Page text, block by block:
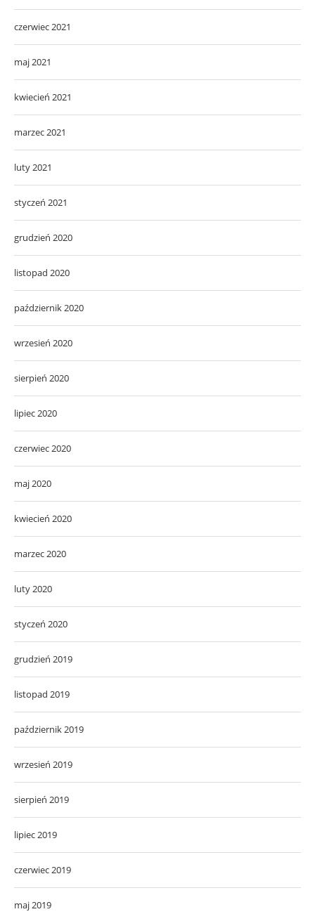
czerwiec 2021
maj 2021
kwiecień 2021
marzec 2021
luty 2021
styczeń 2021
grudzień 2020
listopad 2020
październik 2020
wrzesień 2020
sierpień 2020
lipiec 2020
czerwiec 2020
maj 2020
kwiecień 2020
marzec 2020
luty 2020
styczeń 2020
grudzień 2019
listopad 2019
październik 2019
wrzesień 2019
sierpień 2019
lipiec 2019
czerwiec 2019
maj 2019